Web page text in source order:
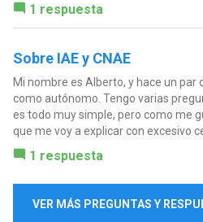
1 respuesta
Sobre IAE y CNAE
Mi nombre es Alberto, y hace un par
como autónomo. Tengo varias
es todo muy simple, pero como me
que me voy a explicar con excesivo
1 respuesta
VER MÁS PREGUNTAS Y